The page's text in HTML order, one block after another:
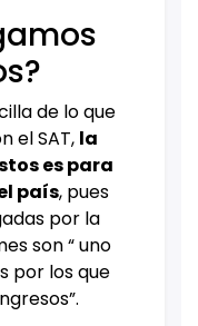
de lo que
el SAT, la
es para
país, pues
por la
son “ uno
por los que